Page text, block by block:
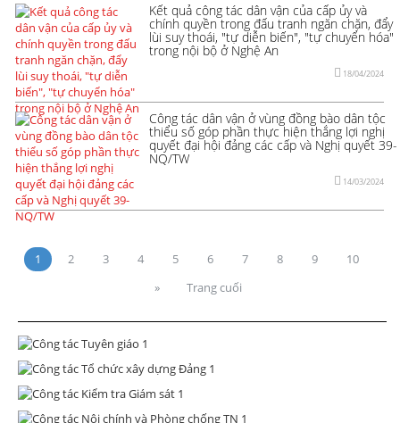
Kết quả công tác dân vận của cấp ủy và
chính quyền trong đấu tranh ngăn chặn, đẩy
lùi suy thoái, "tự diễn biến", "tự chuyển hóa"
trong nội bộ ở Nghệ An
18/04/2024
Công tác dân vận ở vùng đồng bào dân tộc
thiểu số góp phần thực hiện thắng lợi nghị
quyết đại hội đảng các cấp và Nghị quyết 39-
NQ/TW
14/03/2024
1 2 3 4 5 6 7 8 9
10
»
Trang cuối